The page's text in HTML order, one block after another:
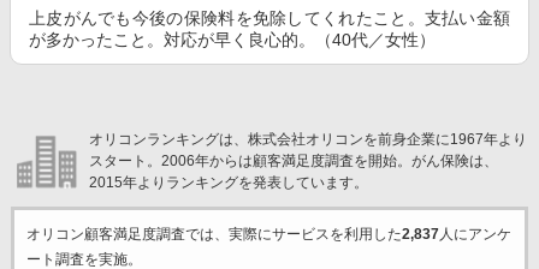
上皮がんでも今後の保険料を免除してくれたこと。支払い金額
が多かったこと。対応が早く良心的。（40代／女性）
オリコンランキングは、株式会社オリコンを前身企業に1967年より
スタート。2006年からは顧客満足度調査を開始。がん保険は、
2015年よりランキングを発表しています。
オリコン顧客満足度調査では、実際にサービスを利用した2,837人にアンケ
ート調査を実施。